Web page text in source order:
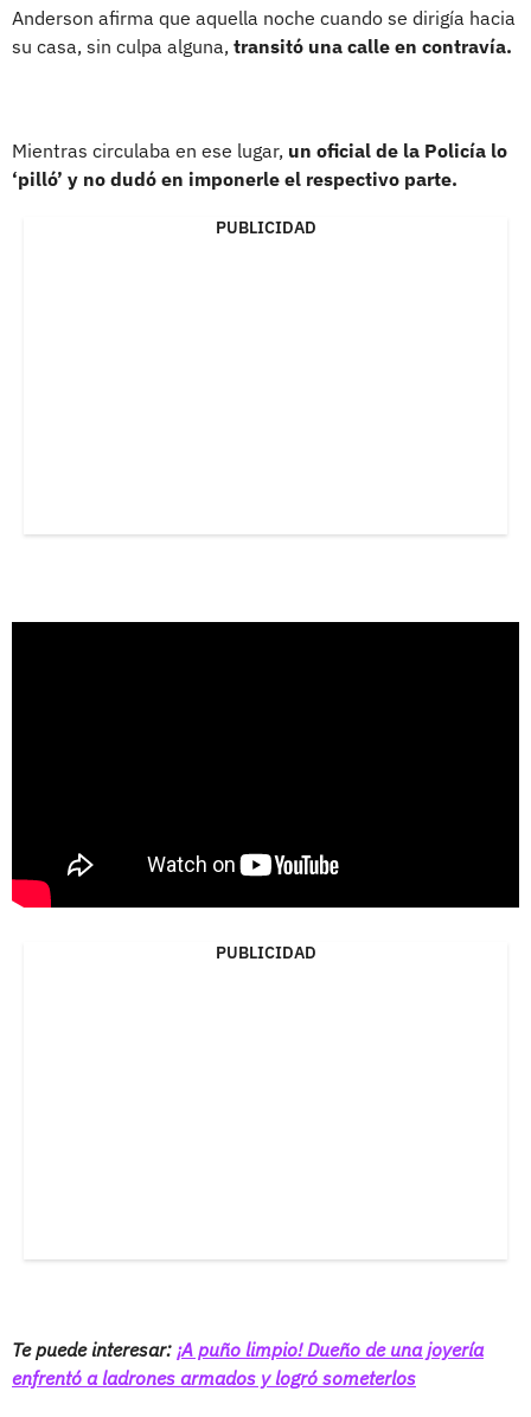
Anderson afirma que aquella noche cuando se dirigía hacia
su casa, sin culpa alguna, transitó una calle en contravía.
Mientras circulaba en ese lugar, un oficial de la Policía lo
‘pilló’ y no dudó en imponerle el respectivo parte.
PUBLICIDAD
PUBLICIDAD
Te puede interesar: ¡A puño limpio! Dueño de una joyería
enfrentó a ladrones armados y logró someterlos